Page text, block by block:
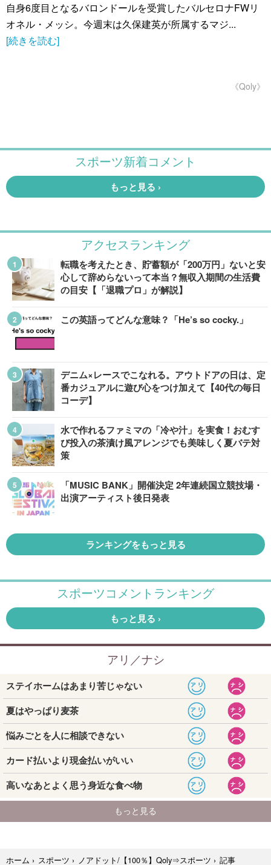
自身6度目となるバロンドールを受賞したバルセロナFWリ
オネル・メッシ。今週末は久保建英が所属するマジ...
[続きを読む]
《Qoly》
アクセスランキング
転職を考えたとき、貯蓄額が「200万円」ないと安
心して辞めらないって本当？無収入期間の生活費
の目安【「退職プロ」が解説】
この英語ってどんな意味？「He’s so cocky.」
デニム×レースでこなれる。アウトドアの日は、定
番カジュアルに遊び心をつけ加えて【40代の毎日
コーデ】
水で作れるファミマの「冷や汁」を実食！おむす
び投入の茶漬け風アレンジでも美味しく夏バテ対
策
「MUSIC BANK」開催決定 2年連続国立競技場・
出演アーティスト後日発表
ランキングをもっと見る
ホーム › スポーツ › ノアドット/【100％】Qoly⇒スポーツ › 記事